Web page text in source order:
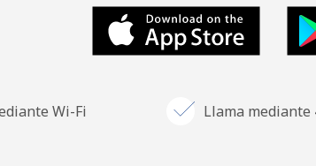
Wi-Fi Llama mediante